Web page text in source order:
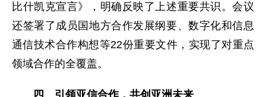
比什凯克宣言》，明确反映了上述重要共识。会议
还签署了成员国地方合作发展纲要、数字化和信息
通信技术合作构想等22份重要文件，实现了对重点
领域合作的全覆盖。
四、引领亚信合作，共创亚洲未来